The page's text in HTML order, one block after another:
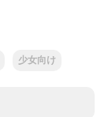
少女向け